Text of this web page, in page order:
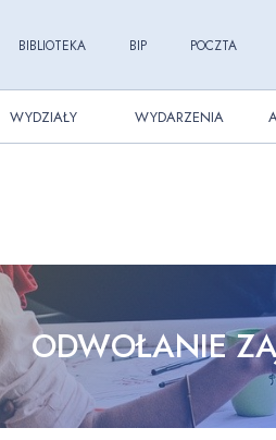
BIBLIOTEKA BIP POCZTA
WYDZIAŁY WYDARZENIA
ODWOŁANIE